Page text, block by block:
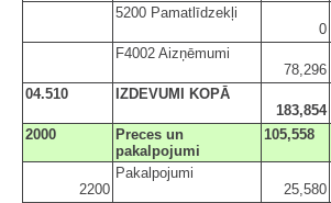
5200 Pamatlīdzekļi
0
F4002 Aizņēmumi
78,296
04.510
IZDEVUMI KOPĀ
183,854
2000
Preces un
pakalpojumi
105,558
2200
Pakalpojumi
25,580